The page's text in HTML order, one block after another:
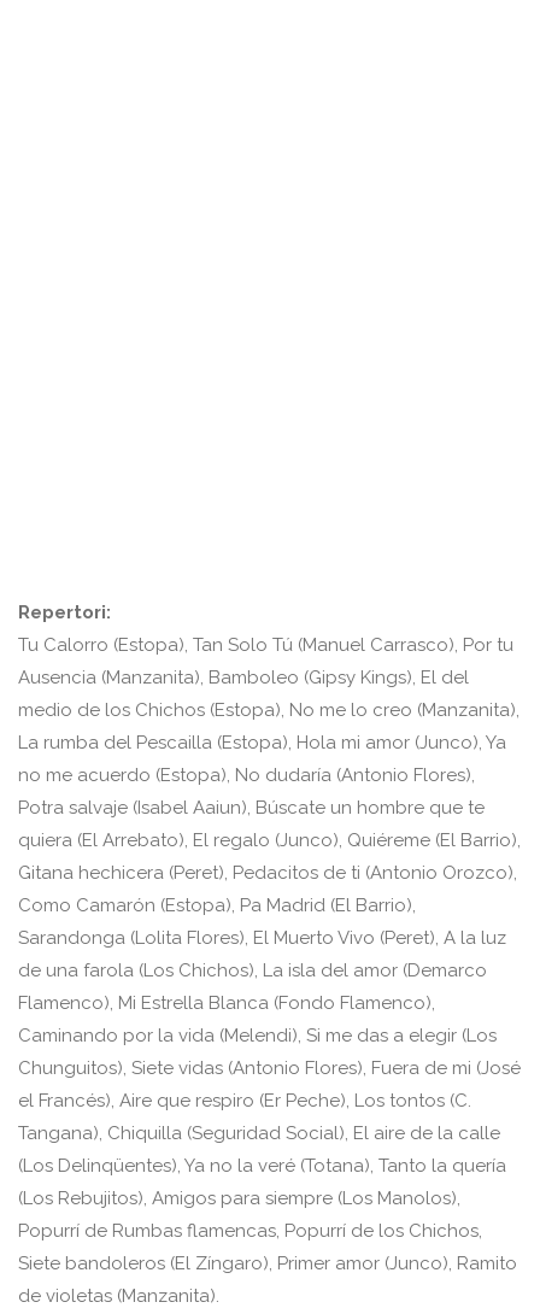
Repertori:
Tu Calorro (Estopa), Tan Solo Tú (Manuel Carrasco), Por tu
Ausencia (Manzanita), Bamboleo (Gipsy Kings), El del
medio de los Chichos (Estopa), No me lo creo (Manzanita),
La rumba del Pescailla (Estopa), Hola mi amor (Junco), Ya
no me acuerdo (Estopa), No dudaría (Antonio Flores),
Potra salvaje (Isabel Aaiun), Búscate un hombre que te
quiera (El Arrebato), El regalo (Junco), Quiéreme (El Barrio),
Gitana hechicera (Peret), Pedacitos de ti (Antonio Orozco),
Como Camarón (Estopa), Pa Madrid (El Barrio),
Sarandonga (Lolita Flores), El Muerto Vivo (Peret), A la luz
de una farola (Los Chichos), La isla del amor (Demarco
Flamenco), Mi Estrella Blanca (Fondo Flamenco),
Caminando por la vida (Melendi), Si me das a elegir (Los
Chunguitos), Siete vidas (Antonio Flores), Fuera de mi (José
el Francés), Aire que respiro (Er Peche), Los tontos (C.
Tangana), Chiquilla (Seguridad Social), El aire de la calle
(Los Delinqüentes), Ya no la veré (Totana), Tanto la quería
(Los Rebujitos), Amigos para siempre (Los Manolos),
Popurrí de Rumbas flamencas, Popurrí de los Chichos,
Siete bandoleros (El Zíngaro), Primer amor (Junco), Ramito
de violetas (Manzanita).